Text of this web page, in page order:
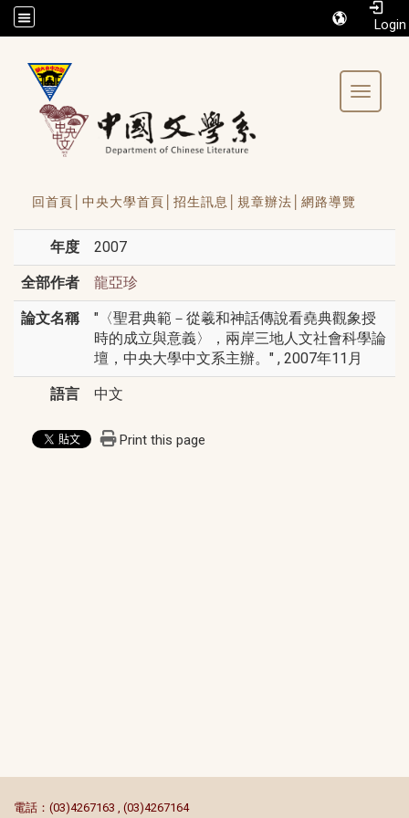
/accesskey"" title="Toolbar">:::
Toggle
回首頁│ 中央大學首頁│ 招生訊息│ 規章辦法│ 網路導覽
年度 2007
全部作者 龍亞珍
論文名稱
"〈聖君典範－從羲和神話傳說看堯典觀象授
時的成立與意義〉，兩岸三地人文社會科學論
壇，中央大學中文系主辦。" , 2007年11月
語言 中文
Print this page
電話：(03)4267163 , (03)4267164